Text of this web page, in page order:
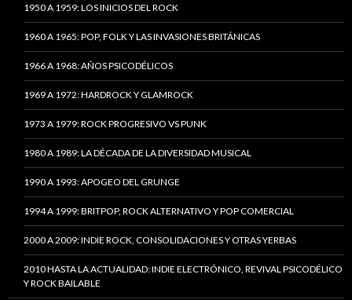
1950 A 1959: LOS INICIOS DEL ROCK
1960 A 1965: POP, FOLK Y LAS INVASIONES BRITÁNICAS
1966 A 1968: AÑOS PSICODÉLICOS
1969 A 1972: HARDROCK Y GLAMROCK
1973 A 1979: ROCK PROGRESIVO VS PUNK
1980 A 1989: LA DÉCADA DE LA DIVERSIDAD MUSICAL
1990 A 1993: APOGEO DEL GRUNGE
1994 A 1999: BRITPOP, ROCK ALTERNATIVO Y POP COMERCIAL
2000 A 2009: INDIE ROCK, CONSOLIDACIONES Y OTRAS YERBAS
2010 HASTA LA ACTUALIDAD: INDIE ELECTRÓNICO, REVIVAL PSICODÉLICO
Y ROCK BAILABLE